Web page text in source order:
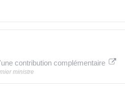
contribution complémentaire
ministre